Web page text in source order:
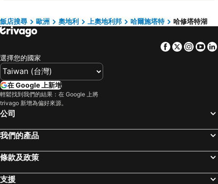
Museum Hallstatt
BTC City
San Candido in Festa
Bressanone a prima vista
Bus station Bled
Untergiesing-Harlaching
Pasing-Obermenzing
Garmisch-Partenkirchen Casino
Lake Bohinj
Arabellapark Metro Station
英式花園
慕尼黑奧林匹克公園
弗留利-威尼斯·朱利亞機場
Elisabeth-Vorstadt
飯店搜尋 歐洲 奧地利 上奧地利邦 哈爾施塔特 哈修塔特湖
Facebook
Twitter
選擇您的國家
在 Google 上新增
輕鬆找到我們的結果：在 Google 上將
trivago 新增為偏好來源。
公司
我們的產品
條款及政策
支援